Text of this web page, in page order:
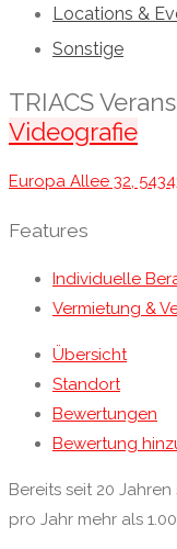
Locations &
Sonstige
TRIACS
Videografie
Europa Allee 32,
Features
Individuelle
Vermietung &
Übersicht
Standort
Bewertungen
Bewertung
Bereits seit 20
pro Jahr mehr als